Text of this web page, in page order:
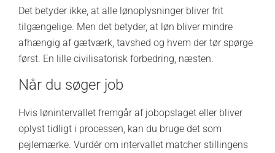
Det betyder ikke, at alle lønoplysninger bliver frit
tilgængelige. Men det betyder, at løn bliver mindre
afhængig af gætværk, tavshed og hvem der tør spørge
først. En lille civilisatorisk forbedring, næsten.
Når du søger job
Hvis lønintervallet fremgår af jobopslaget eller bliver
oplyst tidligt i processen, kan du bruge det som
pejlemærke. Vurdér om intervallet matcher stillingens